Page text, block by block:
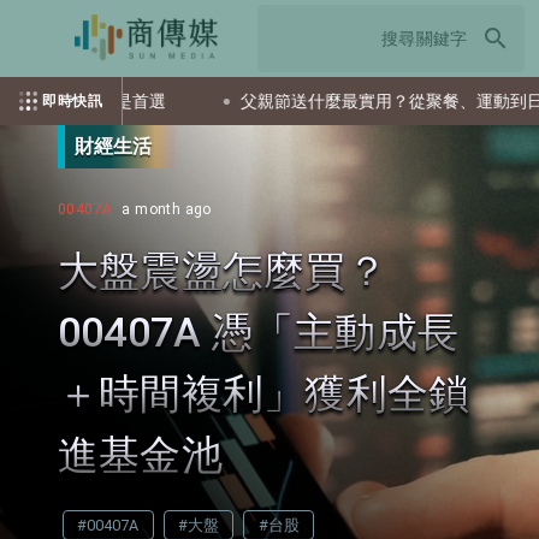
search
即時快訊
會是首選 父親節送什麼最實用？從聚餐、運動到日常營養
財經生活
00407A a month ago
大盤震盪怎麼買？
00407A 憑「主動成長
＋時間複利」獲利全鎖
進基金池
#00407A #大盤 #台股